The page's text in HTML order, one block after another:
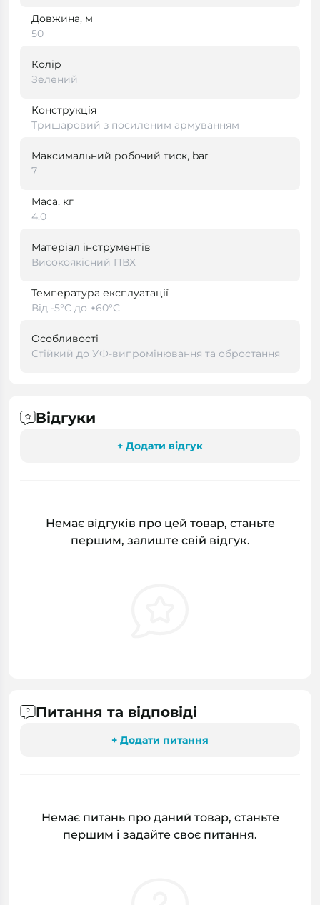
Довжина, м
50
Колір
Зелений
Конструкція
Тришаровий з посиленим армуванням
Максимальний робочий тиск, bar
7
Маса, кг
4.0
Матеріал інструментів
Високоякісний ПВХ
Температура експлуатації
Від -5°C до +60°C
Особливості
Стійкий до УФ-випромінювання та обростання
Відгуки
+ Додати відгук
Немає відгуків про цей товар, станьте
першим, залиште свій відгук.
Питання та відповіді
+ Додати питання
Немає питань про даний товар, станьте
першим і задайте своє питання.